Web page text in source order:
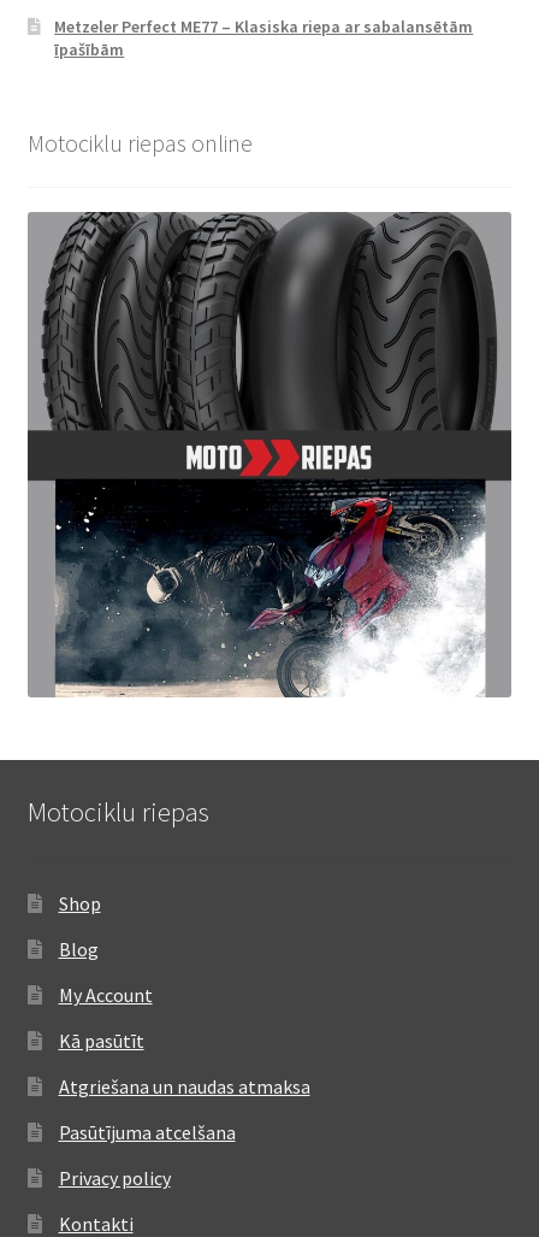
Metzeler Perfect ME77 – Klasiska riepa ar sabalansētām
īpašībām
Motociklu riepas online
Motociklu riepas
Shop
Blog
My Account
Kā pasūtīt
Atgriešana un naudas atmaksa
Pasūtījuma atcelšana
Privacy policy
Kontakti